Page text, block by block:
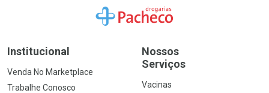
Ir para a Home
Institucional
Venda No Marketplace
Trabalhe Conosco
Nossos
Serviços
Vacinas